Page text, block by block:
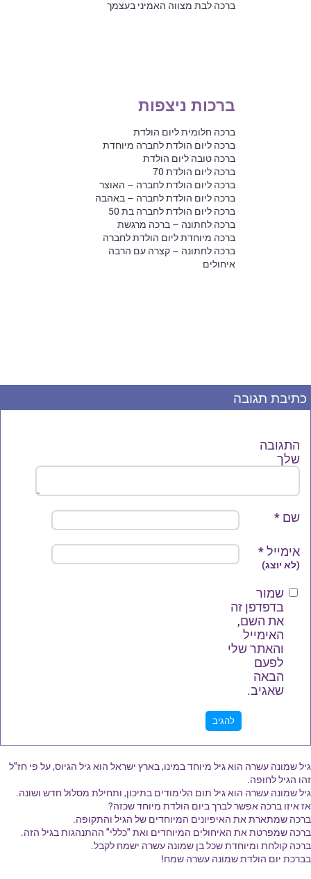
ברכה לבת מצווה האמיני בעצמך
ברכות ניצפות
ברכה חלומית ליום הולדת
ברכה ליום הולדת לחברה מיוחדת
ברכה טובה ליום הולדת
ברכה ליום הולדת 70
ברכה ליום הולדת לחברה – האוצר
ברכה ליום הולדת לחברה – באהבה
ברכה ליום הולדת לחברה בת 50
ברכה לחתונה – ברכה מרגשת
ברכה מיוחדת ליום הולדת לחברה
ברכה לחתונה – קצרה עם הרבה
איחולים
כתיבת תגובה
התגובה
שלך
שם *
אימייל*
(לא יוצג)
שמור
בדפדפן זה
את השם,
האימייל
והאתר שלי
לפעם
הבאה
שאגיב.
גיל שמונה עשרה הוא גיל מיוחד במינו, בארץ ישראל הוא גיל הגיוס, על פי חז"ל
זהו הגיל לחופה.
גיל שמונה עשרה הוא גיל תום הלימודים בתיכון, ותחילת מסלול חדש ושונה.
אז איזו ברכה אפשר לברך ביום הולדת מיוחד שכזה?
ברכה שמתארת את האיפיונים המיוחדים של הגיל והתקופה.
ברכה שמפרטת את האיחולים המיוחדים ואת "כללי" ההתנהגות בגיל הזה.
ברכה קולחת ומיוחדת שכל בן שמונה עשרה ישמח לקבל.
בברכת יום הולדת שמונה עשרה שמח!